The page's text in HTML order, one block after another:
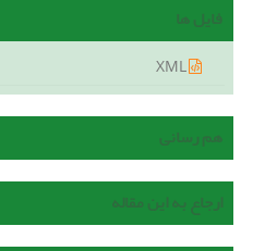
فایل ها
هم رسانی
ارجاع به این مقاله